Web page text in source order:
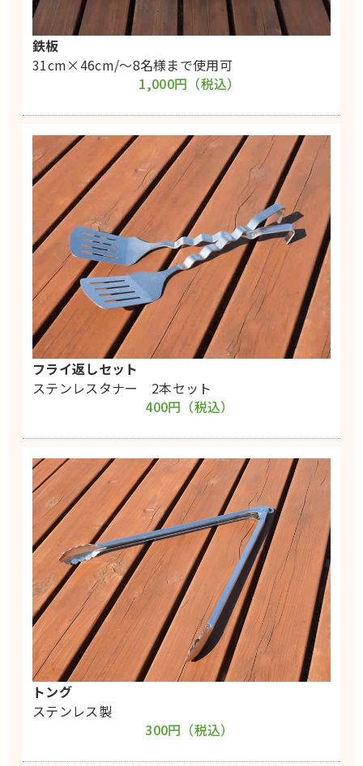
鉄板
31cm×46cm/〜8名様まで使用可
1,000円（税込）
フライ返しセット
ステンレスタナー 2本セット
400円（税込）
トング
ステンレス製
300円（税込）